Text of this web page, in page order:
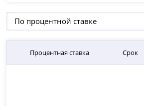
По процентной ставке
Процентная ставка Срок